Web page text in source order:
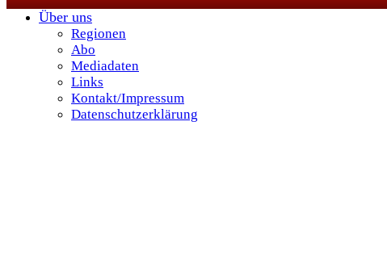
Über uns
Regionen
Abo
Mediadaten
Links
Kontakt/Impressum
Datenschutzerklärung